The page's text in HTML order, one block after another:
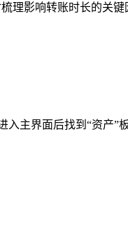
理影响转账时长的关
入主界面后找到“资产”